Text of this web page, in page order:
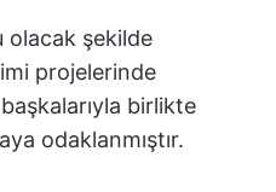
olacak şekilde
projelerinde
birlikte
odaklanmıştır.